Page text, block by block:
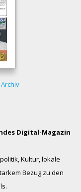
Archiv
Digital-Magazin
Kultur, lokale
Bezug zu den